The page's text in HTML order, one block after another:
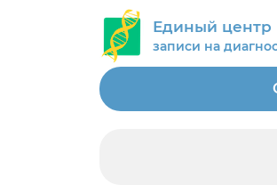
Единый центр
записи на